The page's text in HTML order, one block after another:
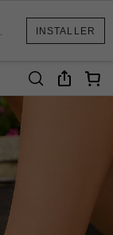
INSTALLER